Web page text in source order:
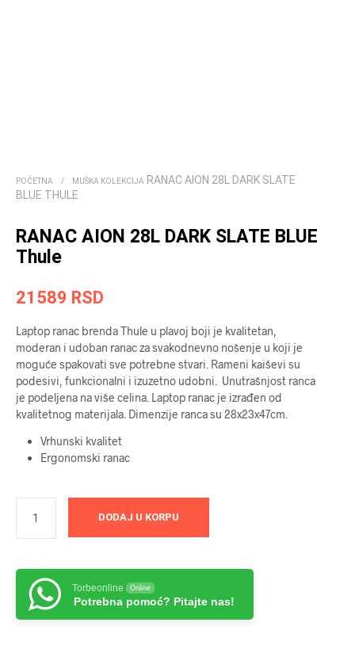
POČETNA / MUŠKA KOLEKCIJA RANAC AION 28L DARK SLATE
BLUE THULE
RANAC AION 28L DARK SLATE BLUE
Thule
21589 RSD
Laptop ranac brenda Thule u plavoj boji je kvalitetan,
moderan i udoban ranac za svakodnevno nošenje u koji je
moguće spakovati sve potrebne stvari. Rameni kaiševi su
podesivi, funkcionalni i izuzetno udobni. Unutrašnjost ranca
je podeljena na više celina. Laptop ranac je izrađen od
kvalitetnog materijala. Dimenzije ranca su 28x23x47cm.
Vrhunski kvalitet
Ergonomski ranac
DODAJ U KORPU
Torbeonline Online
Potrebna pomoć? Pitajte nas!